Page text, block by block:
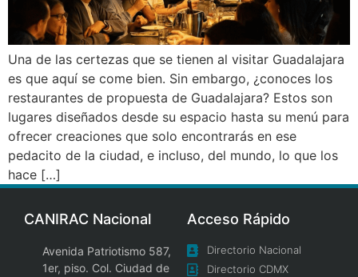
Una de las certezas que se tienen al visitar Guadalajara
es que aquí se come bien. Sin embargo, ¿conoces los
restaurantes de propuesta de Guadalajara? Estos son
lugares diseñados desde su espacio hasta su menú para
ofrecer creaciones que solo encontrarás en ese
pedacito de la ciudad, e incluso, del mundo, lo que los
hace […]
CANIRAC Nacional
Avenida Patriotismo 587,
1er, piso. Col. Ciudad de
Acceso Rápido
Directorio Nacional
Directorio CDMX